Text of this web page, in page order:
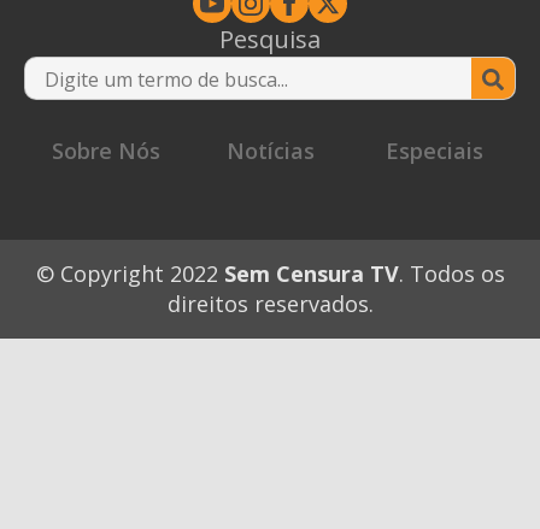
Pesquisa
Sobre Nós
Notícias Especiais
© Copyright 2022 Sem Censura TV. Todos os
direitos reservados.